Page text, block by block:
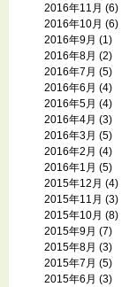
2016年11月 (6)
2016年10月 (6)
2016年9月 (1)
2016年8月 (2)
2016年7月 (5)
2016年6月 (4)
2016年5月 (4)
2016年4月 (3)
2016年3月 (5)
2016年2月 (4)
2016年1月 (5)
2015年12月 (4)
2015年11月 (3)
2015年10月 (8)
2015年9月 (7)
2015年8月 (3)
2015年7月 (5)
2015年6月 (3)